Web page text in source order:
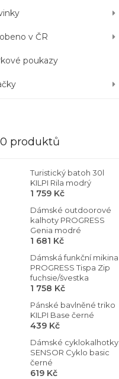
v ČR
poukazy
produktů
Turistický batoh 30l
KILPI Rila modrý
1 759 Kč
Dámské outdoorové
kalhoty PROGRESS
Genia modré
1 681 Kč
Dámská funkční mikina
PROGRESS Tispa Zip
fuchsie/švestka
1 758 Kč
Pánské bavlněné triko
KILPI Base černé
439 Kč
Dámské cyklokalhotky
SENSOR Cyklo basic
černé
619 Kč